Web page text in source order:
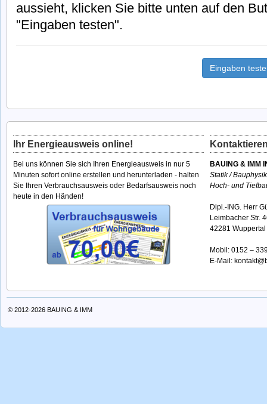
aussieht, klicken Sie bitte unten auf den
"Eingaben testen".
Eingaben
Ihr Energieausweis online!
Bei uns können Sie sich Ihren Energieausweis in nur 5
Minuten sofort online erstellen und herunterladen - halten
Sie Ihren Verbrauchsausweis oder Bedarfsausweis noch
heute in den Händen!
BAUING & IMM
Statik /
Hoch- und
Dipl.-ING. Herr
Leimbacher Str.
42281 Wuppertal
Mobil: 0152 –
E-Mail:
© 2012-2026 BAUING & IMM